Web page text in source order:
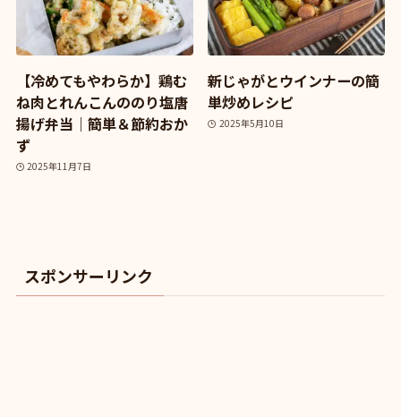
【冷めてもやわらか】鶏む
ね肉とれんこんののり塩唐
揚げ弁当｜簡単＆節約おか
ず
2025年11月7日
新じゃがとウインナーの簡
単炒めレシピ
2025年5月10日
スポンサーリンク